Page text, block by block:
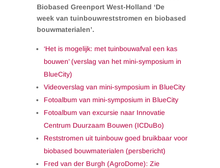
Biobased Greenport West-Holland ‘De
week van tuinbouwreststromen en biobased
bouwmaterialen’.
‘Het is mogelijk: met tuinbouwafval een kas
bouwen’ (verslag van het mini-symposium in
BlueCity)
Videoverslag van mini-symposium in BlueCity
Fotoalbum van mini-symposium in BlueCity
Fotoalbum van excursie naar Innovatie
Centrum Duurzaam Bouwen (ICDuBo)
Reststromen uit tuinbouw goed bruikbaar voor
biobased bouwmaterialen (persbericht)
Fred van der Burgh (AgroDome): Zie